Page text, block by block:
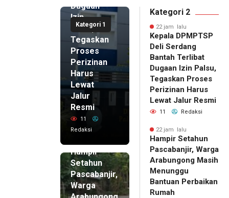
Kategori 1
Dugaan
Izin
Palsu,
Tegaskan
Proses
Perizinan
Harus
Lewat
Jalur
Resmi
11
Redaksi
Hampir
Setahun
Pascabanjir,
Warga
Kategori 2
22 jam lalu
Kepala DPMPTSP
Deli Serdang
Bantah Terlibat
Dugaan Izin Palsu,
Tegaskan Proses
Perizinan Harus
Lewat Jalur Resmi
11 Redaksi
22 jam lalu
Hampir Setahun
Pascabanjir, Warga
Arabungong Masih
Menunggu
Bantuan Perbaikan
Rumah